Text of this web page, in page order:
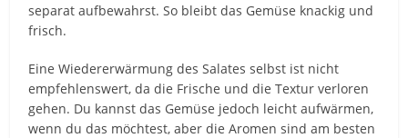
separat aufbewahrst. So bleibt das Gemüse knackig und
frisch.
Eine Wiedererwärmung des Salates selbst ist nicht
empfehlenswert, da die Frische und die Textur verloren
gehen. Du kannst das Gemüse jedoch leicht aufwärmen,
wenn du das möchtest, aber die Aromen sind am besten